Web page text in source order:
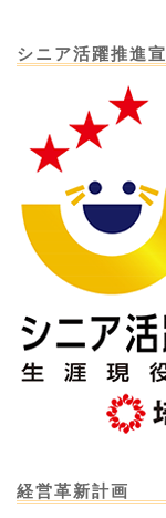
シニア活躍推進
経営革新計画